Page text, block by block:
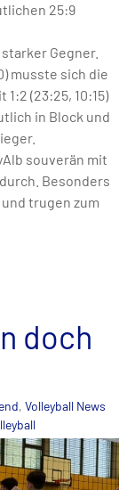
25:9
Gegner.
musste sich die
(23:25, 10:15)
in Block und
souverän mit
Besonders
trugen zum
doch
, Volleyball News